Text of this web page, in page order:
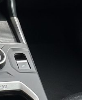
Facebook
in stock
optional
e colori